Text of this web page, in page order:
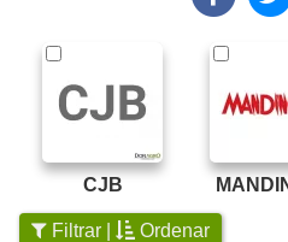
CJB
Filtrar | Ordenar